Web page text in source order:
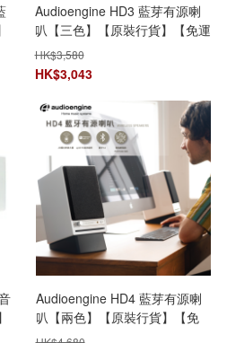
Audioengine HD3 藍芽有源喇
叭【三色】【原裝行貨】【免運
費】【+贈送1件JBL Go 3迷你
防水藍牙喇叭 (顏色隨機派送)】
**限時購**
HK$3,580
HK$3,043
Audioengine HD4 藍芽有源喇
叭【兩色】【原裝行貨】【免
運費】【+贈送1件JBL Go 3迷